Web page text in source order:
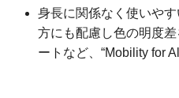
身長に関係なく使いや
方にも配慮し色の明度
ートなど、“Mobility for